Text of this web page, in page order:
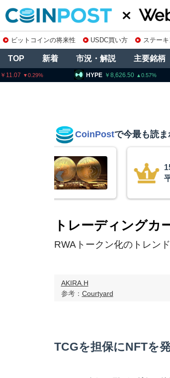
ビットコインの将来性 USDC買い方 ステー
TOP 新着 市況・解説 主要銘柄
BTC
HYPE 8,626.50 0.57
CoinPostで今最も読
眠のビットコインが移動、
価は約10ドル
トレーディングカ
RWAトークン化のトレンド
AKIRA.H
参考： Courtyard
TCGを担保にNFTを